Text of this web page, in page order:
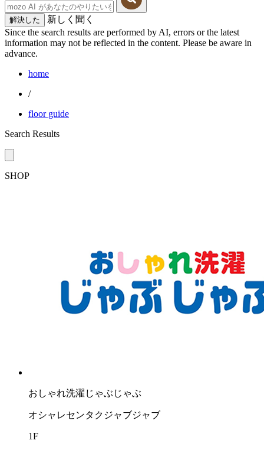
解決した
新しく聞く
Since the search results are performed by AI, errors or the latest
information may not be reflected in the content. Please be aware in
advance.
home
/
floor guide
Search Results
SHOP
おしゃれ洗濯じゃぶじゃぶ
オシャレセンタクジャブジャブ
1F